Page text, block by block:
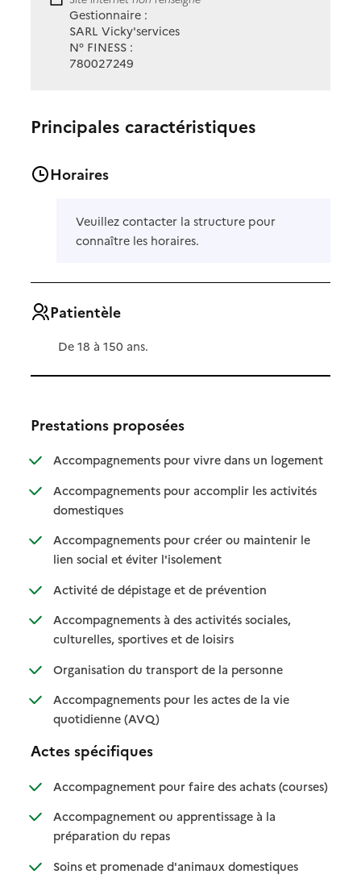
Gestionnaire :
SARL Vicky'services
N° FINESS :
780027249
Principales caractéristiques
Horaires
Veuillez contacter la structure pour
connaître les horaires.
Patientèle
De 18 à 150 ans.
Prestations proposées
Accompagnements pour vivre dans un logement
:
: non
Accompagnements pour accomplir les activités
domestiques: disponible
: non disponible
Accompagnements pour créer ou maintenir le
lien social et éviter l'isolement: disponible
: non disponible
Activité de dépistage et de prévention: disponible
: non disponible
Accompagnements à des activités sociales,
culturelles, sportives et de loisirs: disponible
: non disponible
Organisation du transport de la personne: disponible
: non disponible
Accompagnements pour les actes de la vie
quotidienne (AVQ): disponible
: non disponible
Actes spécifiques
Accompagnement pour faire des achats (courses)
:
: non
Accompagnement ou apprentissage à la
préparation du repas: disponible
: non disponible
Soins et promenade d'animaux domestiques: disponible
: non